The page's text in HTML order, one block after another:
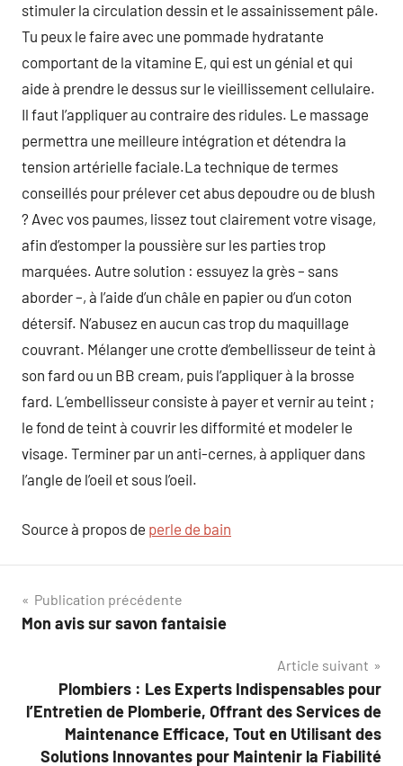
stimuler la circulation dessin et le assainissement pâle.
Tu peux le faire avec une pommade hydratante
comportant de la vitamine E, qui est un génial et qui
aide à prendre le dessus sur le vieillissement cellulaire.
Il faut l’appliquer au contraire des ridules. Le massage
permettra une meilleure intégration et détendra la
tension artérielle faciale.La technique de termes
conseillés pour prélever cet abus depoudre ou de blush
? Avec vos paumes, lissez tout clairement votre visage,
afin d’estomper la poussière sur les parties trop
marquées. Autre solution : essuyez la grès – sans
aborder –, à l’aide d’un châle en papier ou d’un coton
détersif. N’abusez en aucun cas trop du maquillage
couvrant. Mélanger une crotte d’embellisseur de teint à
son fard ou un BB cream, puis l’appliquer à la brosse
fard. L’embellisseur consiste à payer et vernir au teint ;
le fond de teint à couvrir les difformité et modeler le
visage. Terminer par un anti-cernes, à appliquer dans
l’angle de l’oeil et sous l’oeil.
Source à propos de perle de bain
Navigation
de
Publication précédente
Mon avis sur savon fantaisie
Article suivant
Plombiers : Les Experts Indispensables pour
l’Entretien de Plomberie, Offrant des Services de
Maintenance Efficace, Tout en Utilisant des
Solutions Innovantes pour Maintenir la Fiabilité